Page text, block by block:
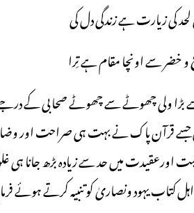
کی زیارت ہے زندگی دل کی
خضر سے اونچا مقام ہے تِرا
بڑا ولی چھوٹے سے چھوٹے صحابی کے درجے
جسے قرآن پاک نے بہت ہی صراحت اور
اورعقیدت میں حد سے زیادہ بڑھ جانا ہی
یہود ونصاریٰ کو تنبیہ کرتے ہوئے